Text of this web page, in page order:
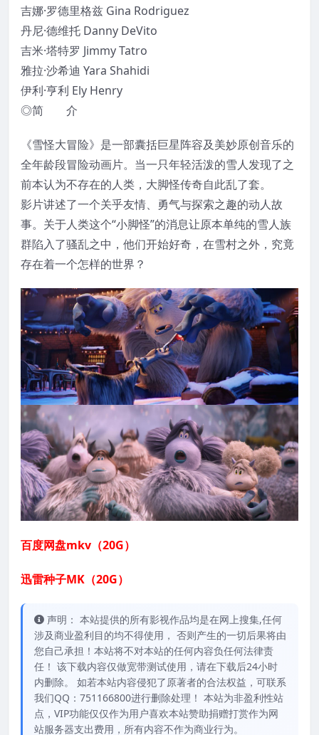
吉娜·罗德里格兹 Gina Rodriguez
丹尼·德维托 Danny DeVito
吉米·塔特罗 Jimmy Tatro
雅拉·沙希迪 Yara Shahidi
伊利·亨利 Ely Henry
◎简 介
《雪怪大冒险》是一部囊括巨星阵容及美妙原创音乐的
全年龄段冒险动画片。当一只年轻活泼的雪人发现了之
前本认为不存在的人类，大脚怪传奇自此乱了套。
影片讲述了一个关乎友情、勇气与探索之趣的动人故
事。关于人类这个“小脚怪”的消息让原本单纯的雪人族
群陷入了骚乱之中，他们开始好奇，在雪村之外，究竟
存在着一个怎样的世界？
百度网盘mkv（20G）
迅雷种子MK（20G）
声明： 本站提供的所有影视作品均是在网上搜集,任何
涉及商业盈利目的均不得使用， 否则产生的一切后果将由
您自己承担！本站将不对本站的任何内容负任何法律责
任！ 该下载内容仅做宽带测试使用，请在下载后24小时
内删除。 如若本站内容侵犯了原著者的合法权益，可联系
我们QQ：751166800进行删除处理！ 本站为非盈利性站
点，VIP功能仅仅作为用户喜欢本站赞助捐赠打赏作为网
站服务器支出费用，所有内容不作为商业行为。